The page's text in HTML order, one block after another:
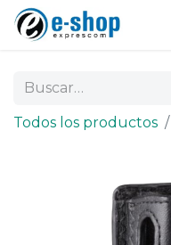
Todos los productos